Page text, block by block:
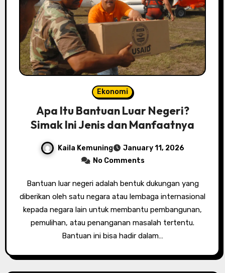
Ekonomi
Apa Itu Bantuan Luar Negeri?
Simak Ini Jenis dan Manfaatnya
Kaila Kemuning
January 11, 2026
No Comments
Bantuan luar negeri adalah bentuk dukungan yang
diberikan oleh satu negara atau lembaga internasional
kepada negara lain untuk membantu pembangunan,
pemulihan, atau penanganan masalah tertentu.
Bantuan ini bisa hadir dalam…